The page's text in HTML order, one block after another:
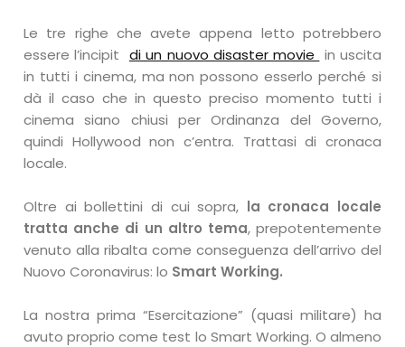
Le tre righe che avete appena letto potrebbero
essere l’incipit di un nuovo disaster movie in uscita
in tutti i cinema, ma non possono esserlo perché si
dà il caso che in questo preciso momento tutti i
cinema siano chiusi per Ordinanza del Governo,
quindi Hollywood non c’entra. Trattasi di cronaca
locale.
Oltre ai bollettini di cui sopra, la cronaca locale
tratta anche di un altro tema, prepotentemente
venuto alla ribalta come conseguenza dell’arrivo del
Nuovo Coronavirus: lo Smart Working.
La nostra prima “Esercitazione” (quasi militare) ha
avuto proprio come test lo Smart Working. O almeno